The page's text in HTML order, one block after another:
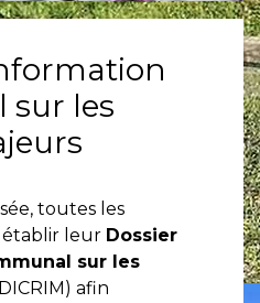
sur les
toutes les
leur Dossier
sur les
afin